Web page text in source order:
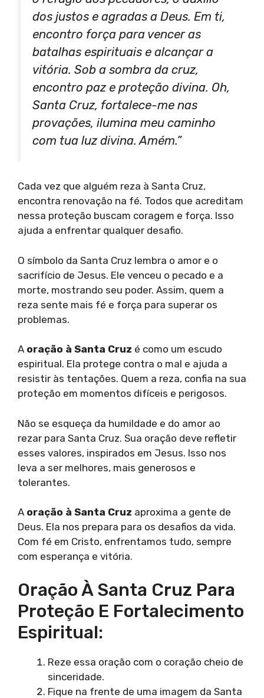
dos justos e agradas a Deus. Em ti,
encontro força para vencer as
batalhas espirituais e alcançar a
vitória. Sob a sombra da cruz,
encontro paz e proteção divina. Oh,
Santa Cruz, fortalece-me nas
provações, ilumina meu caminho
com tua luz divina. Amém.”
Cada vez que alguém reza à Santa Cruz,
encontra renovação na fé. Todos que acreditam
nessa proteção buscam coragem e força. Isso
ajuda a enfrentar qualquer desafio.
O símbolo da Santa Cruz lembra o amor e o
sacrifício de Jesus. Ele venceu o pecado e a
morte, mostrando seu poder. Assim, quem a
reza sente mais fé e força para superar os
problemas.
A oração à Santa Cruz é como um escudo
espiritual. Ela protege contra o mal e ajuda a
resistir às tentações. Quem a reza, confia na sua
proteção em momentos difíceis e perigosos.
Não se esqueça da humildade e do amor ao
rezar para Santa Cruz. Sua oração deve refletir
esses valores, inspirados em Jesus. Isso nos
leva a ser melhores, mais generosos e
tolerantes.
A oração à Santa Cruz aproxima a gente de
Deus. Ela nos prepara para os desafios da vida.
Com fé em Cristo, enfrentamos tudo, sempre
com esperança e vitória.
Oração À Santa Cruz Para
Proteção E Fortalecimento
Espiritual:
Reze essa oração com o coração cheio de
sinceridade.
Fique na frente de uma imagem da Santa